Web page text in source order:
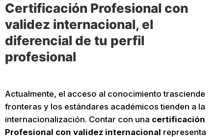
Certificación Profesional con
validez internacional, el
diferencial de tu perfil
profesional
Actualmente, el acceso al conocimiento trasciende
fronteras y los estándares académicos tienden a la
internacionalización. Contar con una certificación
Profesional con validez internacional representa